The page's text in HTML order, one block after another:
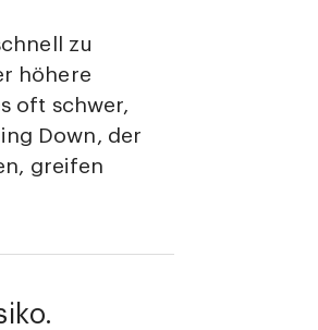
zu
höhere
oft schwer,
Down, der
greifen